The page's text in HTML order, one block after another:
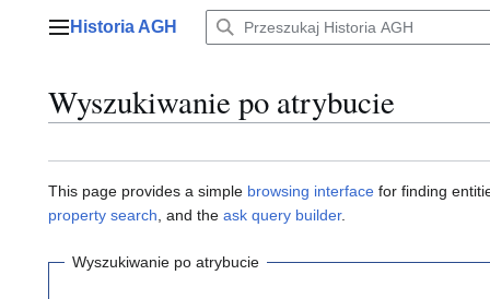
Menu główne
Historia AGH
Wyszukiwanie po atrybucie
This page provides a simple browsing interface for finding
property search , and the ask query builder.
Wyszukiwanie po atrybucie